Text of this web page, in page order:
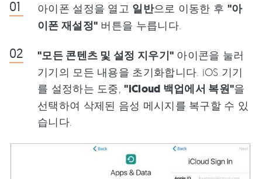
아이폰 설정을 열고 일반으로 이동한 후 "아
이폰 재설정" 버튼을 누릅니다.
"모든 콘텐츠 및 설정 지우기" 아이콘을 눌러
기기의 모든 내용을 초기화합니다. iOS 기기
를 설정하는 도중,"iCloud 백업에서 복원"을
선택하여 삭제된 음성 메시지를 복구할 수 있
습니다.